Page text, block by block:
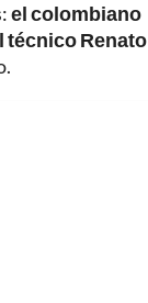
el colombiano
técnico Renato